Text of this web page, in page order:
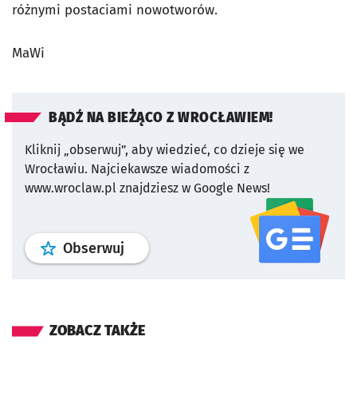
różnymi postaciami nowotworów.
MaWi
BĄDŹ NA BIEŻĄCO Z WROCŁAWIEM!
Kliknij „obserwuj”, aby wiedzieć, co dzieje się we
Wrocławiu. Najciekawsze wiadomości z
www.wroclaw.pl znajdziesz w Google News!
Obserwuj profil serwisu
ZOBACZ TAKŻE